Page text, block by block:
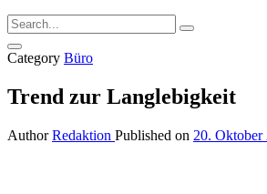
Category Büro
Trend zur Langlebigkeit
Author Redaktion Published on 20. Oktober